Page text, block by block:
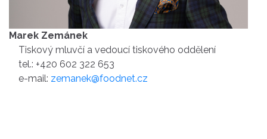
Marek Zemánek
Tiskový mluvčí a vedoucí tiskového oddělení
tel.: +420 602 322 653
e-mail: zemanek@foodnet.cz